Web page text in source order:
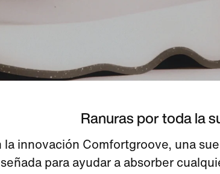
Ranuras por toda la
la innovación Comfortgroove, una
para ayudar a absorber